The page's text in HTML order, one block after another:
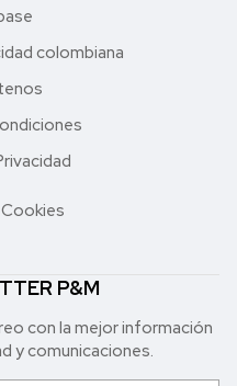
colombiana
P&M
con la mejor in formación
y comunicaciones.